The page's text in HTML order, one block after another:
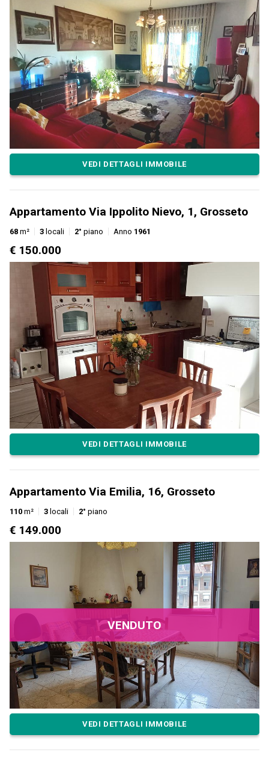
VEDI DETTAGLI IMMOBILE
Appartamento Via Ippolito Nievo, 1, Grosseto
68 m² 3 locali 2° piano Anno 1961
€ 150.000
VEDI DETTAGLI IMMOBILE
Appartamento Via Emilia, 16, Grosseto
110 m² 3 locali 2° piano
€ 149.000
VENDUTO
VEDI DETTAGLI IMMOBILE